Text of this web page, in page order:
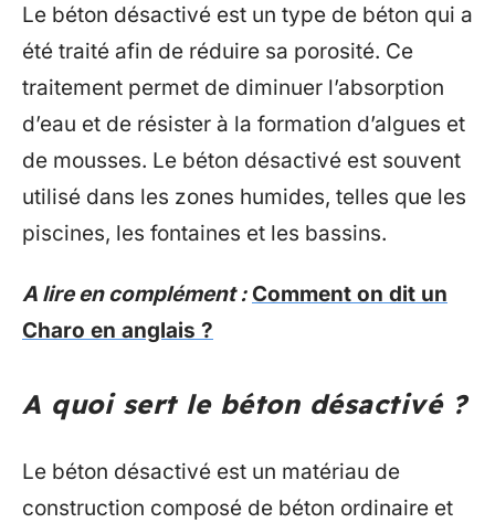
Le béton désactivé est un type de béton qui a
été traité afin de réduire sa porosité. Ce
traitement permet de diminuer l’absorption
d’eau et de résister à la formation d’algues et
de mousses. Le béton désactivé est souvent
utilisé dans les zones humides, telles que les
piscines, les fontaines et les bassins.
A lire en complément : Comment on dit un
Charo en anglais ?
A quoi sert le béton désactivé ?
Le béton désactivé est un matériau de
construction composé de béton ordinaire et